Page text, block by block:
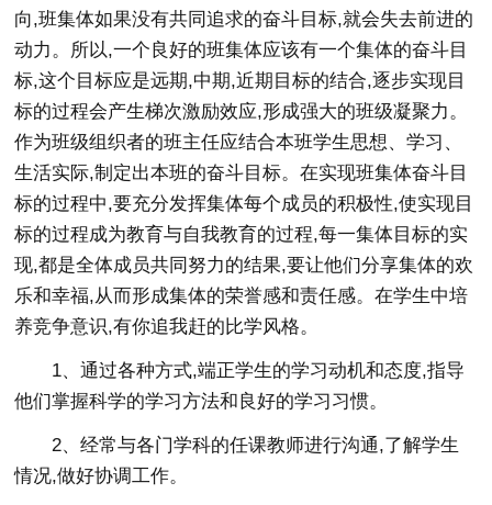
向,班集体如果没有共同追求的奋斗目标,就会失去前进的
动力。所以,一个良好的班集体应该有一个集体的奋斗目
标,这个目标应是远期,中期,近期目标的结合,逐步实现目
标的过程会产生梯次激励效应,形成强大的班级凝聚力。
作为班级组织者的班主任应结合本班学生思想、学习、
生活实际,制定出本班的奋斗目标。在实现班集体奋斗目
标的过程中,要充分发挥集体每个成员的积极性,使实现目
标的过程成为教育与自我教育的过程,每一集体目标的实
现,都是全体成员共同努力的结果,要让他们分享集体的欢
乐和幸福,从而形成集体的荣誉感和责任感。在学生中培
养竞争意识,有你追我赶的比学风格。
1、通过各种方式,端正学生的学习动机和态度,指导
他们掌握科学的学习方法和良好的学习习惯。
2、经常与各门学科的任课教师进行沟通,了解学生
情况,做好协调工作。